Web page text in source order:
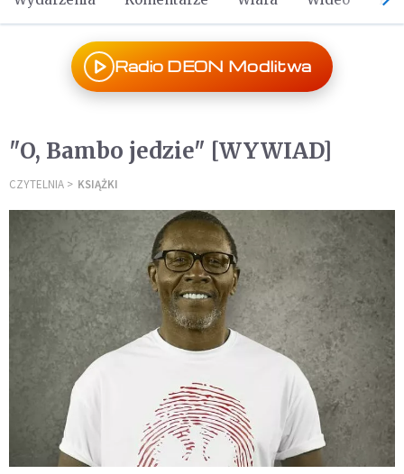
Radio DEON Modlitwa
"O, Bambo jedzie" [WYWIAD]
CZYTELNIA KSIĄŻKI